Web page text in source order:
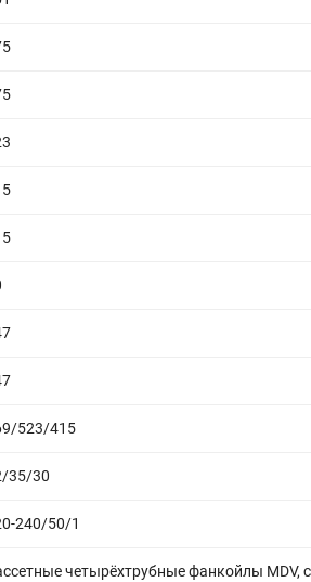
523/415
35/30
240/50/1
четырёхтрубные фанкойлы MDV,